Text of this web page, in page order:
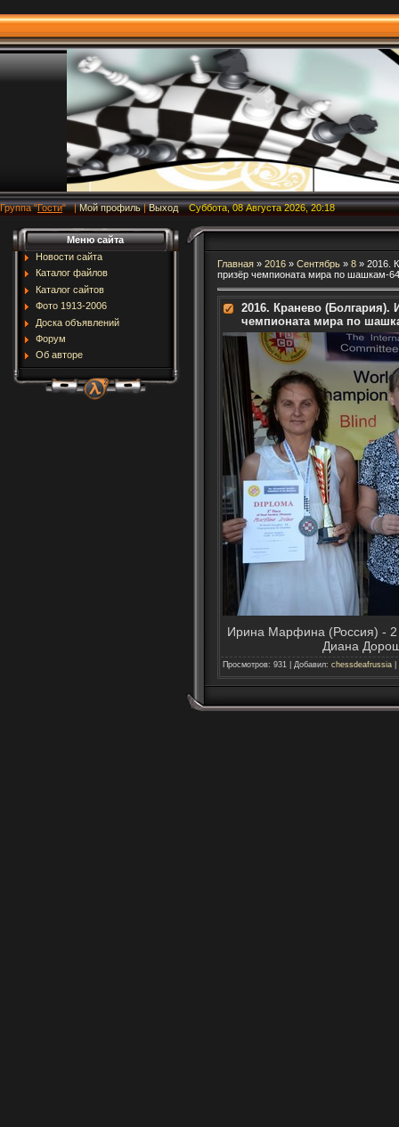
Группа"Гости" |Мой профиль |Выход Суббота, 08 Августа 2026, 20:18
Меню сайта
Новости сайта
Каталог файлов
Каталог сайтов
Фото 1913-2006
Доска объявлений
Форум
Об авторе
Главная» 2016 » Сентябрь » 8» 2016.
призёр чемпионата мира по шашкам-
2016. Кранево
чемпионата мира по
Ирина Марфина (Россия) - 2
Диана
Просмотров: 931 Добавил: chessdeafrussia